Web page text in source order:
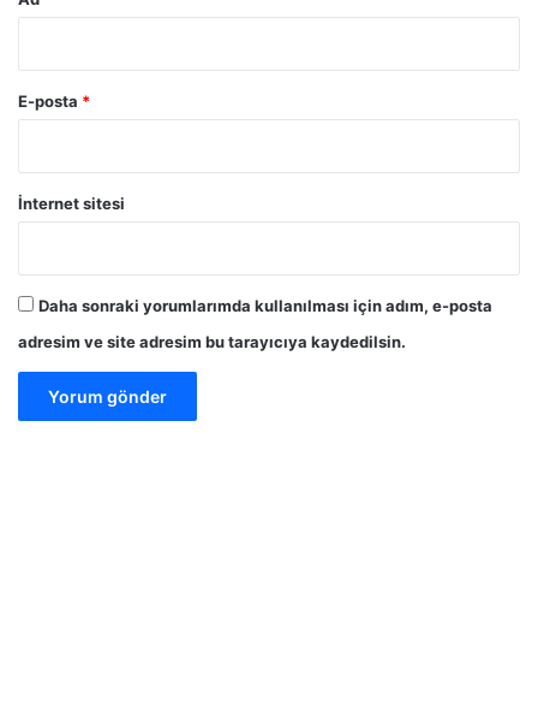
E-posta *
İnternet sitesi
Daha sonraki yorumlarımda kullanılması için adım, e-posta
adresim ve site adresim bu tarayıcıya kaydedilsin.